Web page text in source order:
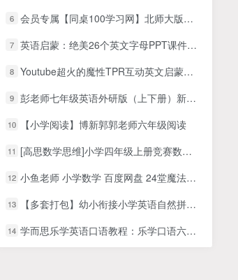
6 会员专属【同桌100学习网】北师大版小学英语四年级下册同步教学视频(王新芳)
7 英语启蒙：绝美26个英文字母PPT课件，设计丰富，拿来课堂就能用！
8 Youtube超火的魔性TPR互动英文启蒙儿歌《D Billions》全331集，1080P高清视频，百度网盘下载！
9 彭老师七年级英语外研版（上下册）新教材网课视频
10 【小学阅读】博新郭郭老师六年级阅读
11 [高思数学思维]小学四年级上册竞赛数学同步课程20节完整版 MP4视频
12 小鱼老师 小学数学 百度网盘 24堂魔法奥数课视频教程全集
13 【多套打包】幼小衔接小学英语自然拼读教学MP4视频资料百度网盘下载，英语学习启蒙教学网课视频课程
14 学而思乐学英语口语教程：乐学口语六级10讲全+讲义文档，MP4视频课程